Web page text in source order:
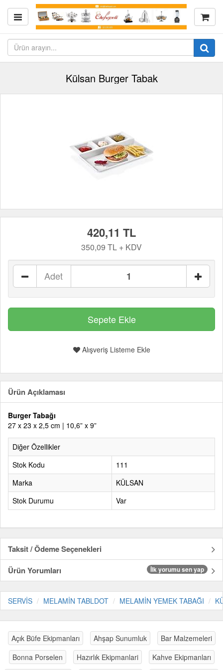
Külsan Burger Tabak
420,11 TL
350,09 TL + KDV
Adet
Alışveriş Listeme Ekle
Ürün Açıklaması
Burger Tabağı
27 x 23 x 2,5 cm | 10,6” x 9”
Diğer Özellikler
Stok Kodu
111
Marka
KÜLSAN
Stok Durumu
Var
Taksit / Ödeme Seçenekleri
Ürün Yorumları
İlk yorumu sen yap
SERVİS MELAMİN TABLDOT MELAMİN YEMEK TABAĞI
Açık Büfe Ekipmanları Ahşap Sunumluk
Bar Malzemeleri
Bonna Porselen
Hazırlık Ekipmanlari Kahve Ekipmanları